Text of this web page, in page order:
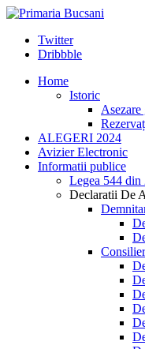
Twitter
Dribbble
Home
Istoric
Asezare
ALEGERI 2024
Avizier Electronic
Informatii publice
Legea 544 din
Declaratii De